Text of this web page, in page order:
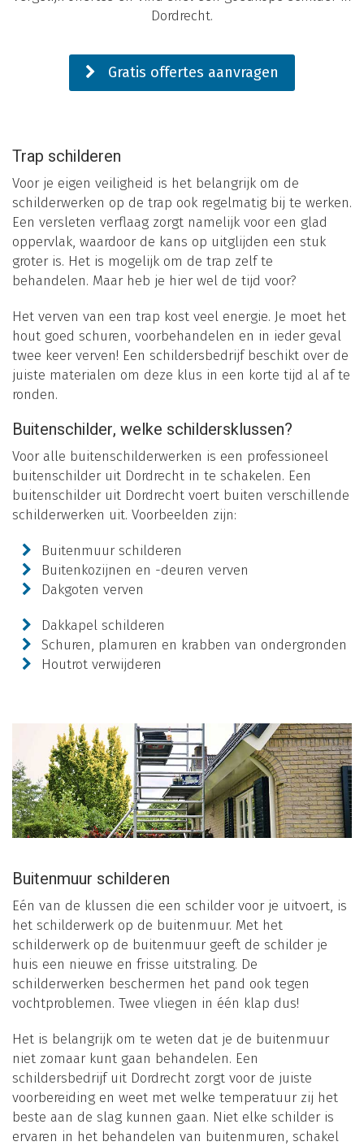
Dordrecht.
Gratis offertes aanvragen
Trap schilderen
Voor je eigen veiligheid is het belangrijk om de
schilderwerken op de trap ook regelmatig bij te werken.
Een versleten verflaag zorgt namelijk voor een glad
oppervlak, waardoor de kans op uitglijden een stuk
groter is. Het is mogelijk om de trap zelf te
behandelen. Maar heb je hier wel de tijd voor?
Het verven van een trap kost veel energie. Je moet het
hout goed schuren, voorbehandelen en in ieder geval
twee keer verven! Een schildersbedrijf beschikt over de
juiste materialen om deze klus in een korte tijd al af te
ronden.
Buitenschilder, welke schildersklussen?
Voor alle buitenschilderwerken is een professioneel
buitenschilder uit Dordrecht in te schakelen. Een
buitenschilder uit Dordrecht voert buiten verschillende
schilderwerken uit. Voorbeelden zijn:
Buitenmuur schilderen
Buitenkozijnen en -deuren verven
Dakgoten verven
Dakkapel schilderen
Schuren, plamuren en krabben van ondergronden
Houtrot verwijderen
Buitenmuur schilderen
Eén van de klussen die een schilder voor je uitvoert, is
het schilderwerk op de buitenmuur. Met het
schilderwerk op de buitenmuur geeft de schilder je
huis een nieuwe en frisse uitstraling. De
schilderwerken beschermen het pand ook tegen
vochtproblemen. Twee vliegen in één klap dus!
Het is belangrijk om te weten dat je de buitenmuur
niet zomaar kunt gaan behandelen. Een
schildersbedrijf uit Dordrecht zorgt voor de juiste
voorbereiding en weet met welke temperatuur zij het
beste aan de slag kunnen gaan. Niet elke schilder is
ervaren in het behandelen van buitenmuren, schakel